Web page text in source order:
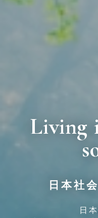
Living
日本社
日